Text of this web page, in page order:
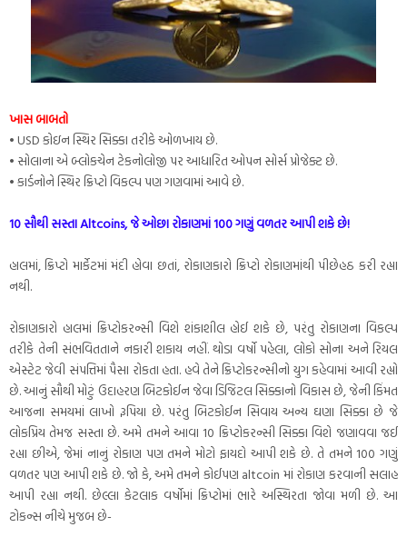
ખાસ બાબતો
• USD કોઇન સ્થિર સિક્કા તરીકે ઓળખાય છે.
• સોલાના એ બ્લોકચેન ટેકનોલોજી પર આધારિત ઓપન સોર્સ પ્રોજેક્ટ છે.
• કાર્ડનોને સ્થિર ક્રિપ્ટો વિકલ્પ પણ ગણવામાં આવે છે.
10 સૌથી સસ્તા Altcoins, જે ઓછા રોકાણમાં 100 ગણું વળતર આપી શકે છે!
હાલમાં, ક્રિપ્ટો માર્કેટમાં મંદી હોવા છતાં, રોકાણકારો ક્રિપ્ટો રોકાણમાંથી પીછેહઠ કરી રહ્યા
નથી.
રોકાણકારો હાલમાં ક્રિપ્ટોકરન્સી વિશે શંકાશીલ હોઈ શકે છે, પરંતુ રોકાણના વિકલ્પ
તરીકે તેની સંભવિતતાને નકારી શકાય નહીં. થોડા વર્ષો પહેલા, લોકો સોના અને રિયલ
એસ્ટેટ જેવી સંપત્તિમાં પૈસા રોકતા હતા. હવે તેને ક્રિપ્ટોકરન્સીનો યુગ કહેવામાં આવી રહ્યો
છે. આનું સૌથી મોટું ઉદાહરણ બિટકોઈન જેવા ડિજિટલ સિક્કાનો વિકાસ છે, જેની કિંમત
આજના સમયમાં લાખો રૂપિયા છે. પરંતુ બિટકોઈન સિવાય અન્ય ઘણા સિક્કા છે જે
લોકપ્રિય તેમજ સસ્તા છે. અમે તમને આવા 10 ક્રિપ્ટોકરન્સી સિક્કા વિશે જણાવવા જઈ
રહ્યા છીએ, જેમાં નાનું રોકાણ પણ તમને મોટો ફાયદો આપી શકે છે. તે તમને 100 ગણું
વળતર પણ આપી શકે છે. જો કે, અમે તમને કોઈપણ altcoin માં રોકાણ કરવાની સલાહ
આપી રહ્યા નથી. છેલ્લા કેટલાક વર્ષોમાં ક્રિપ્ટોમાં ભારે અસ્થિરતા જોવા મળી છે. આ
ટોકન્સ નીચે મુજબ છે-